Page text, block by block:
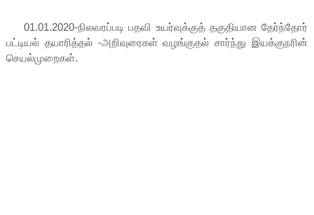
01.01.2020-நிலவரப்படி பதவி உயர்வுக்குத் தகுதியான தேர்ந்தோர்
பட்டியல் தயாரித்தல் -அறிவுரைகள் வழங்குதல் சார்ந்து இயக்குநரின்
செயல்முறைகள்.